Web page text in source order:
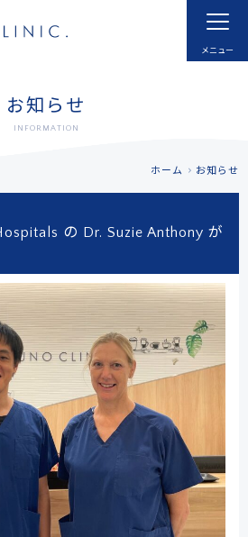
お知らせ
INFORMATION
予約する
RESERVATIONS
ドクターによる
お知らせ
INFORMATION
ホーム お知らせ
の Dr. Suzie Anthony が